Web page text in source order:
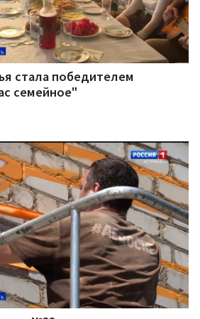
стала победителем
семейное"